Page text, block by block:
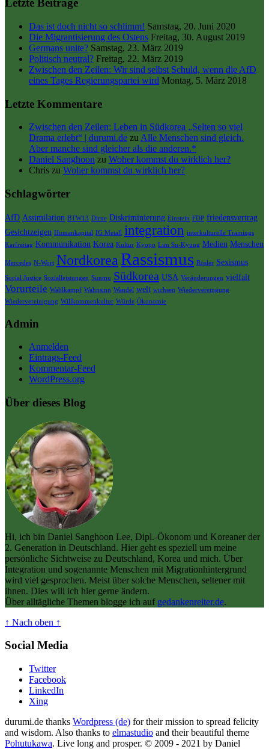
Letzte Beiträge
Das ist doch nicht so schlimm! Samstag, 20. Juni 2020
Die Migrantisierung des Ostens Freitag, 30. August 2019
Germans unite? Samstag, 23. März 2019
Politisch neutral? Freitag, 22. März 2019
Zwischen den Zeilen: Wir sind selbst Schuld, wenn die AfD
eines Tages Regierungspartei wird Montag, 5. März 2018
Letzte Kommentare
Zwischen den Zeilen: Leben in Südkorea „Selten so viel
Drama erlebt“ | durumi.de zuAlle Menschen sind gleich.
Aber manche sind gleicher als die anderen.*
Daniel Sanghoon zu Woher kommst du wirklich her?
Chris zu Woher kommst du wirklich her?
Schlagwörter
AfD Assimilation BTW13 Dirne Diskriminierung Einstein FDP friedensvertrag
Gesichtzeigen Humankapital IG Metall integration interkulturelle Trainings
Karfreitag Kommunikation Korea Kultur Kyopo Lim Su-Kyung Medien Menschen
Mercedes N-Wort Nordkorea Rassismus Rösler Sexismus
Social Justice Sozialleistungen Sunmu Südkorea USA Veränderungen vielfalt
Vorurteile Wahlkampf Wahnsinn Wandel welt wichsen Wiedervereingung
Wiedervereinigung Willkommenkultur Würde Ökonomie
Admin
Anmelden
Eintrags-Feed
Kommentar-Feed
WordPress.org
Über dieses Blog
Hi, ich bin Daniel Sanghoon Lee, Dipl.-Ökonom und Koreaner der
2. Generation in Deutschland. Hier geht es speziell um meine
persönliche Sichtweise zu Deutschland, Korea und mich. Über
Integration und sogenannte Menschen mit Migrationhintergrund
wird viel gesprochen. Meist über solche Menschen, seltener mit
ihnen. Dies will ich hier gerne ändern.
Über alltägliche Themen blogge ich auf gedankenreiter.de.
↑ Nach oben ↑
Social Media
Twitter
Facebook
LinkedIn
Xing
durumi.de thanks Wordpress (de) for their mission to spread felicity
and wisdom. Also thanks to elmastudio and their beautiful theme
Pohutukawa. Live long and prosper. © 2009 - 2021 by Daniel